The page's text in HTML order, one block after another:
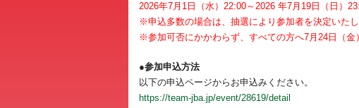
2026年7月1日（水）22:00～2026 年7月19日（日）
※申込多数の場合は、抽選により参加者を決定いたし
※参加可否にかかわらず、すべての方へ7月24日（金
●参加申込方法
以下の申込ページからお申込みください。
https://team-jba.jp/event/28619/detail